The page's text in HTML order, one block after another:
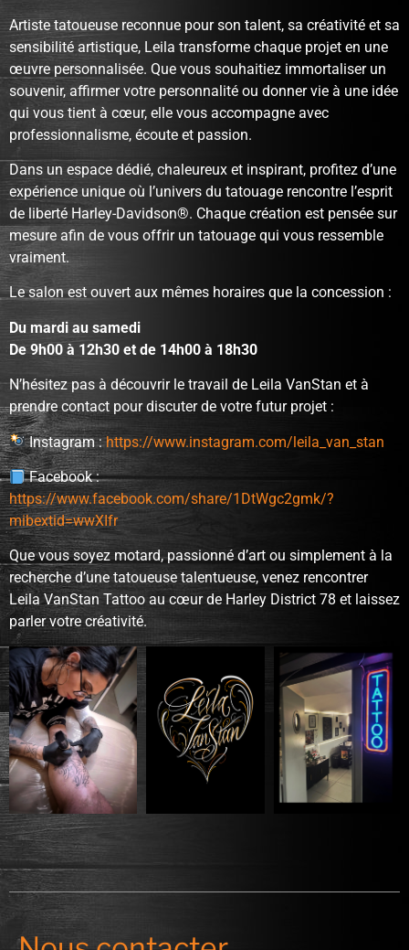
Artiste tatoueuse reconnue pour son talent, sa créativité et sa
sensibilité artistique, Leila transforme chaque projet en une
œuvre personnalisée. Que vous souhaitiez immortaliser un
souvenir, affirmer votre personnalité ou donner vie à une idée
qui vous tient à cœur, elle vous accompagne avec
professionnalisme, écoute et passion.
Dans un espace dédié, chaleureux et inspirant, profitez d’une
expérience unique où l’univers du tatouage rencontre l’esprit
de liberté Harley-Davidson®. Chaque création est pensée sur
mesure afin de vous offrir un tatouage qui vous ressemble
vraiment.
Le salon est ouvert aux mêmes horaires que la concession :
Du mardi au samedi
De 9h00 à 12h30 et de 14h00 à 18h30
N’hésitez pas à découvrir le travail de Leila VanStan et à
prendre contact pour discuter de votre futur projet :
Instagram :https://www.instagram.com/leila_van_stan
Facebook :
https://www.facebook.com/share/1DtWgc2gmk/?
mibextid=wwXIfr
Que vous soyez motard, passionné d’art ou simplement à la
recherche d’une tatoueuse talentueuse, venez rencontrer
Leila VanStan Tattoo au cœur de Harley District 78 et laissez
parler votre créativité.